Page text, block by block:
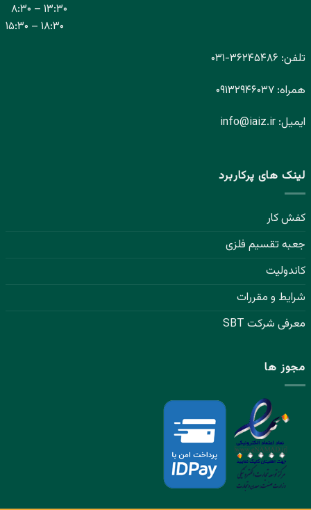
۸:۳۰ – ۱۳:۳۰
۱۵:۳۰ – ۱۸:۳۰
تلفن: ۳۶۲۴۵۴۸۶- ۰۳۱
همراه: ۰۹۱۳۲۹۴۶۰۳۷
ایمیل: info@iaiz.ir
لینک های پرکاربرد
کفش کار
جعبه تقسیم فلزی
کاندولیت
شرایط و مقررات
معرفی شرکت SBT
مجوز ها